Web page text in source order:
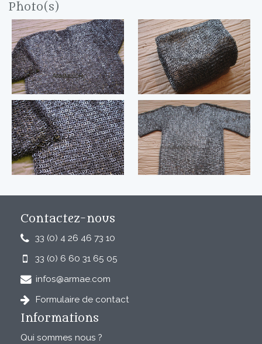
Photo(s)
Contactez-nous
33 (0) 4 26 46 73 10
33 (0) 6 60 31 65 05
infos@armae.com
Formulaire de contact
Informations
Qui sommes nous ?